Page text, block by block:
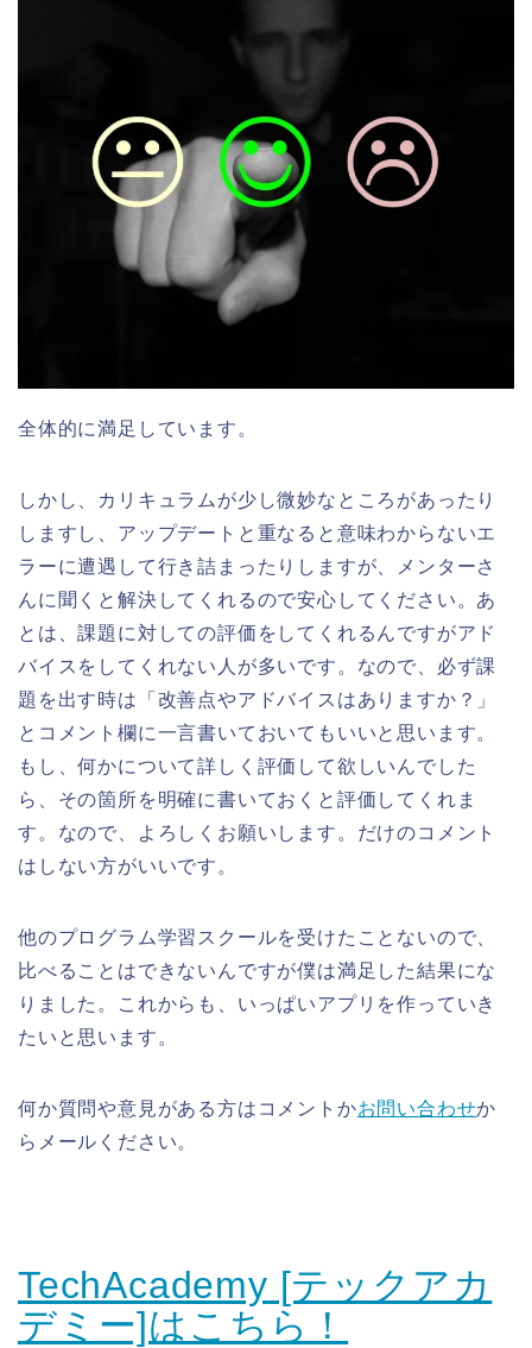
全体的に満足しています。
しかし、カリキュラムが少し微妙なところがあったり
しますし、アップデートと重なると意味わからないエ
ラーに遭遇して行き詰まったりしますが、メンターさ
んに聞くと解決してくれるので安心してください。あ
とは、課題に対しての評価をしてくれるんですがアド
バイスをしてくれない人が多いです。なので、必ず課
題を出す時は「改善点やアドバイスはありますか？」
とコメント欄に一言書いておいてもいいと思います。
もし、何かについて詳しく評価して欲しいんでした
ら、その箇所を明確に書いておくと評価してくれま
す。なので、よろしくお願いします。だけのコメント
はしない方がいいです。
他のプログラム学習スクールを受けたことないので、
比べることはできないんですが僕は満足した結果にな
りました。これからも、いっぱいアプリを作っていき
たいと思います。
何か質問や意見がある方はコメントかお問い合わせか
らメールください。
TechAcademy [テックアカ
デミー]はこちら！